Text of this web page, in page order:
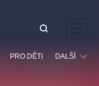
PRO DĚTI DALŠÍ